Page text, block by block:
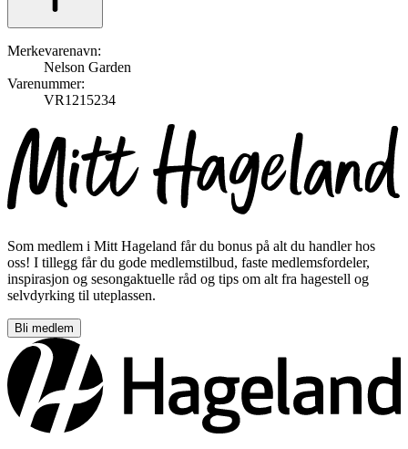
Merkevarenavn:
Nelson Garden
Varenummer:
VR1215234
Som medlem i Mitt Hageland får du bonus på alt du handler hos
oss! I tillegg får du gode medlemstilbud, faste medlemsfordeler,
inspirasjon og sesongaktuelle råd og tips om alt fra hagestell og
selvdyrking til uteplassen.
Bli medlem